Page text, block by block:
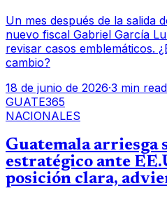
Un mes después de la salida
nuevo fiscal Gabriel García
revisar casos emblemáticos.
cambio?
18 de junio de 2026·3 min read
GUATE365
NACIONALES
Guatemala arriesga
estratégico ante
posición clara,